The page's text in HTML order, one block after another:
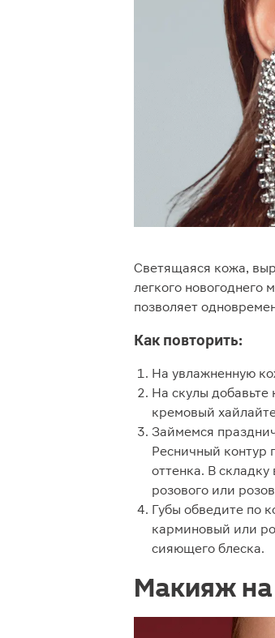
Светящаяся кожа,
легкого
позволяет
Как повторить:
На увлажненную
На скулы
кремовый
Займемся
Ресничный контур
оттенка. В
розового или
Губы обведите по
карминовый или
сияющего блеска.
Макияж